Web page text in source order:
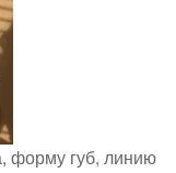
форму губ, линию